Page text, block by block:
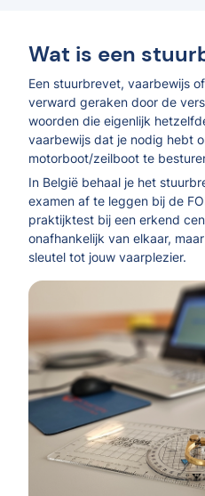
Wat is een
Een stuurbrevet, vaarbewijs
verward geraken door de
woorden die eigenlijk
vaarbewijs dat je nodig hebt
motorboot/zeilboot te
In België behaal je het
examen af te leggen bij de
praktijktest bij een erkend
onafhankelijk van elkaar,
sleutel tot jouw vaarplezier.